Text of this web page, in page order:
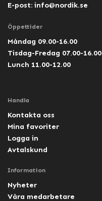
E-post: info@nordik.se
Öppettider
Måndag 09.00-16.00
Tisdag-Fredag 07.00-16.00
Lunch 11.00-12.00
Handla
Kontakta oss
Mina favoriter
Logga in
Avtalskund
Information
Nyheter
Våra medarbetare